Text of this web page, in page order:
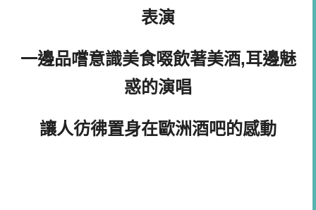
表演
一邊品嚐意識美食啜飲著美酒,耳邊魅
惑的演唱
讓人彷彿置身在歐洲酒吧的感動